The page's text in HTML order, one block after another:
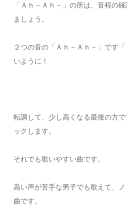
「Ａｈ－Ａｈ－」の所は、音程の
ましょう。
２つの音の「Ａｈ－Ａｈ－」です
いように！
転調して、少し高くなる最後の方
ックします。
それでも歌いやすい曲です。
高い声が苦手な男子でも歌えて、
曲です。